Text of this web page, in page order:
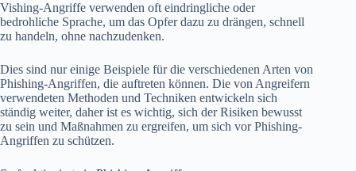
Vishing-Angriffe verwenden oft eindringliche oder
bedrohliche Sprache, um das Opfer dazu zu drängen, schnell
zu handeln, ohne nachzudenken.
Dies sind nur einige Beispiele für die verschiedenen Arten von
Phishing-Angriffen, die auftreten können. Die von Angreifern
verwendeten Methoden und Techniken entwickeln sich
ständig weiter, daher ist es wichtig, sich der Risiken bewusst
zu sein und Maßnahmen zu ergreifen, um sich vor Phishing-
Angriffen zu schützen.